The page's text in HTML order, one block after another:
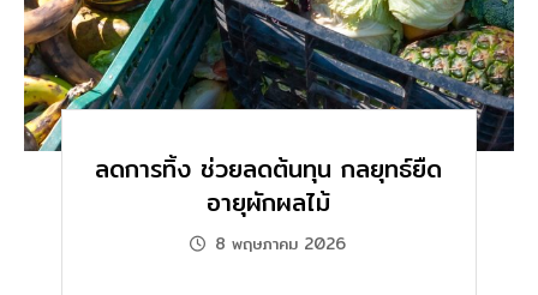
ลดการทิ้ง ช่วยลดต้นทุน กลยุทธ์ยืด
อายุผักผลไม้
8 พฤษภาคม 2026